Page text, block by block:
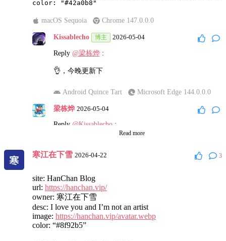
macOS Sequoia Chrome 147.0.0.0
Kissablecho 博主 2026-05-04
Reply @梁栋烨:
👌，今晚更新下
Android Quince Tart Microsoft Edge 144.0.0.0
梁栋烨 2026-05-04
Reply @Kissablecho:
macOS Sequoia
Kissablecho 博主
Reply@梁栋烨:
有rss地址吗
将会添加到 friendfeed(https://friendfeed.ksable.top/
Read more
寒江在下雪 2026-04-22 3
site: HanChan Blog
url: https://hanchan.vip/
owner: 寒江在下雪
desc: I love you and I’m not an artist
image: https://hanchan.vip/avatar.webp
color: “#8f92b5”